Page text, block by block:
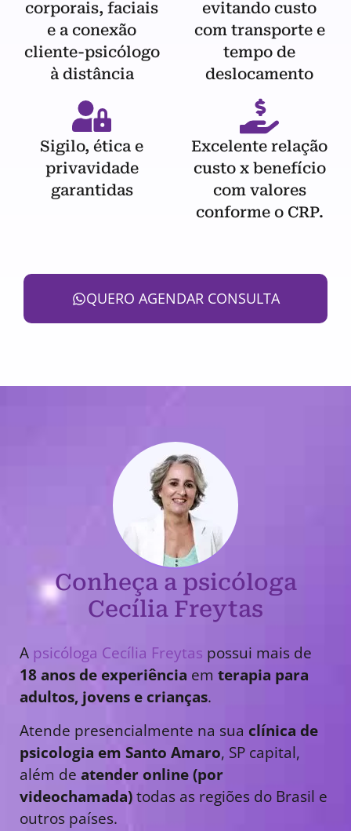
corporais, faciais
e a conexão
cliente-psicólogo
à distância
Sigilo, ética e
privavidade
garantidas
evitando custo
com transporte e
tempo de
deslocamento
Excelente relação
custo x benefício
com valores
conforme o CRP.
QUERO AGENDAR CONSULTA
Conheça a psicóloga
Cecília Freytas
A psicóloga Cecília Freytas possui mais de
18 anos de experiência em terapia para
adultos, jovens e crianças.
Atende presencialmente na sua clínica de
psicologia em Santo Amaro, SP capital,
além de atender online (por
videochamada)todas as regiões do Brasil e
outros países.